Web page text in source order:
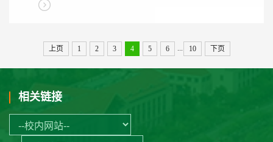
上页 1 2 3 4 5 6 10 下页
相关链接